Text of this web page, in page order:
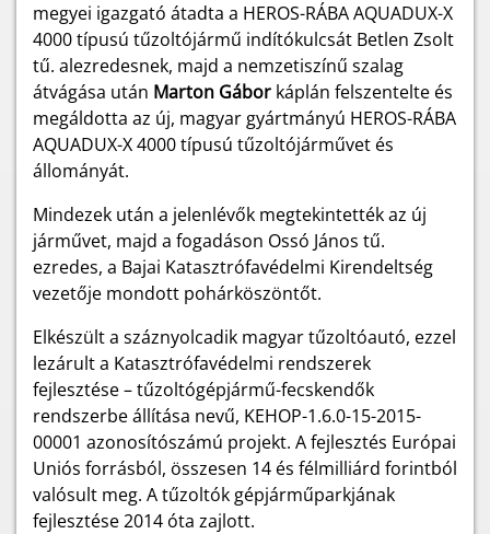
megyei igazgató átadta a HEROS-RÁBA AQUADUX-X
4000 típusú tűzoltójármű indítókulcsát Betlen Zsolt
tű. alezredesnek, majd a nemzetiszínű szalag
átvágása után Marton Gábor káplán felszentelte és
megáldotta az új, magyar gyártmányú HEROS-RÁBA
AQUADUX-X 4000 típusú tűzoltójárművet és
állományát.
Mindezek után a jelenlévők megtekintették az új
járművet, majd a fogadáson Ossó János tű.
ezredes, a Bajai Katasztrófavédelmi Kirendeltség
vezetője mondott pohárköszöntőt.
Elkészült a száznyolcadik magyar tűzoltóautó, ezzel
lezárult a Katasztrófavédelmi rendszerek
fejlesztése – tűzoltógépjármű-fecskendők
rendszerbe állítása nevű, KEHOP-1.6.0-15-2015-
00001 azonosítószámú projekt. A fejlesztés Európai
Uniós forrásból, összesen 14 és félmilliárd forintból
valósult meg. A tűzoltók gépjárműparkjának
fejlesztése 2014 óta zajlott.